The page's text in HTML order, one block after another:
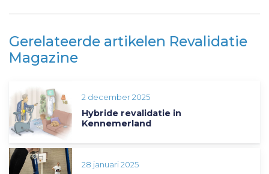
Gerelateerde artikelen Revalidatie
Magazine
2 december 2025
Hybride revalidatie in
Kennemerland
28 januari 2025